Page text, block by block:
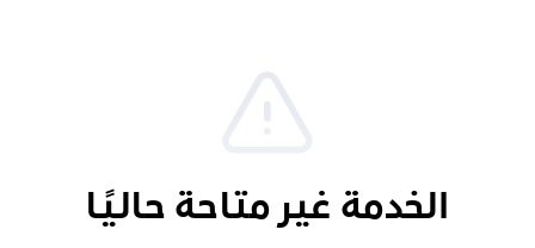
الخدمة غير متاحة حاليًا